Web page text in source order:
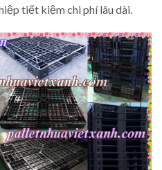
tiết kiệm chi phí lâu dài.